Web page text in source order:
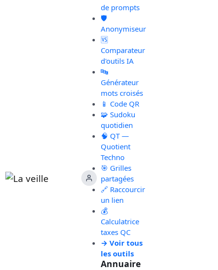
de prompts
🛡️
Anonymiseur
🆚
Comparateur
d'outils IA
🔤
Générateur
mots croisés
📱 Code QR
🧩 Sudoku
quotidien
🧠 QT —
Quotient
Techno
🎯 Grilles
partagées
🔗 Raccourcir
un lien
💰
Calculatrice
taxes QC
→ Voir tous
les outils
Annuaire